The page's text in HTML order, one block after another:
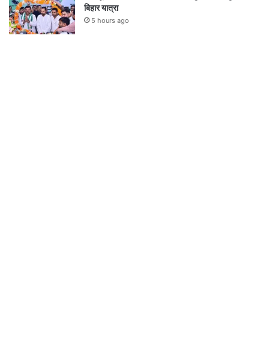
बिहार यात्रा
5 hours ago